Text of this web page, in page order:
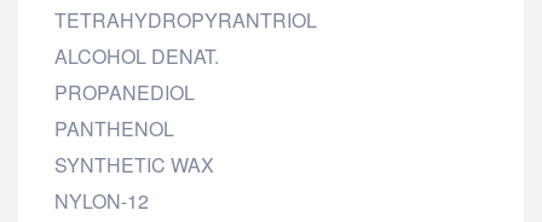
TETRAHYDROPYRANTRIOL
ALCOHOL DENAT.
PROPANEDIOL
PANTHENOL
SYNTHETIC WAX
NYLON-12